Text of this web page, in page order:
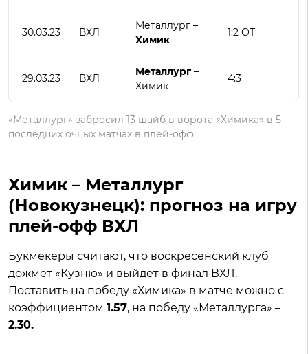
30.03.23 ВХЛ
Металлург –
Химик
1:2 ОТ
29.03.23 ВХЛ
Металлург –
Химик
4:3
«Металлург» забросил 13 шайб в ворота «Химика» в 5
последних очных матчах в плей-офф
Химик – Металлург
(Новокузнецк): прогноз на игру
плей-офф ВХЛ
Букмекеры считают, что воскресенский клуб
дожмет «Кузню» и выйдет в финал ВХЛ.
Поставить на победу «Химика» в матче можно с
коэффициентом 1.57, на победу «Металлурга» –
2.30.